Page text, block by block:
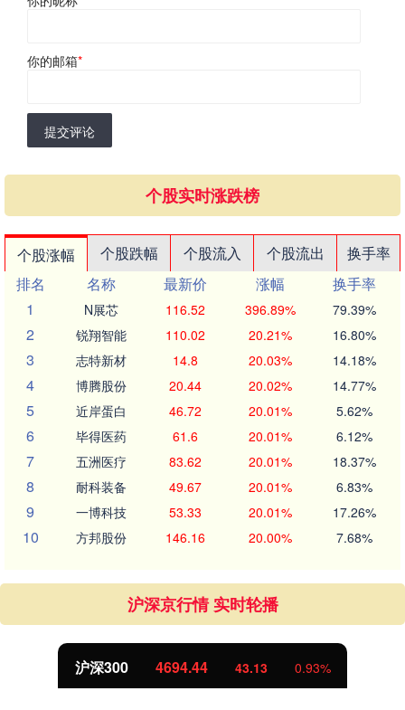
你的邮箱*
提交评论
个股实时涨跌榜
个股涨幅 个股跌幅 个股流入 个股流出
换手率
排名
名称 最新价 涨幅
换手率
1
N展芯 116.52 396.89% 79.39%
2 锐翔智能 110.02 20.21% 16.80%
3 志特新材 14.8 20.03% 14.18%
4 博腾股份 20.44 20.02% 14.77%
5 近岸蛋白 46.72 20.01% 5.62%
6 毕得医药 61.6 20.01% 6.12%
7 五洲医疗 83.62 20.01% 18.37%
8 耐科装备 49.67 20.01% 6.83%
9 一博科技 53.33 20.01% 17.26%
10 方邦股份 146.16 20.00% 7.68%
沪深京行情 实时轮播
沪深300 4694.44 43.13 0.93%